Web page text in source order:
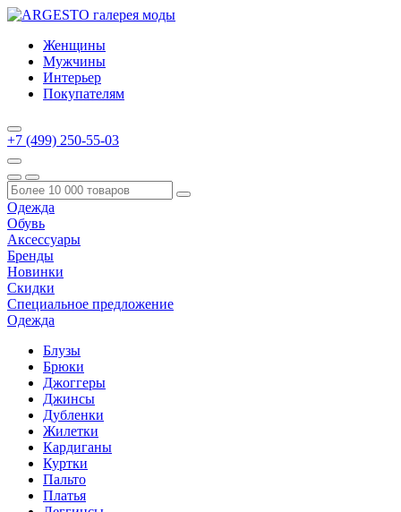
Женщины
Мужчины
Интерьер
Покупателям
+7 (499) 250-55-03
Одежда
Обувь
Аксессуары
Бренды
Новинки
Скидки
Специальное предложение
Одежда
Блузы
Брюки
Джоггеры
Джинсы
Дубленки
Жилетки
Кардиганы
Куртки
Пальто
Платья